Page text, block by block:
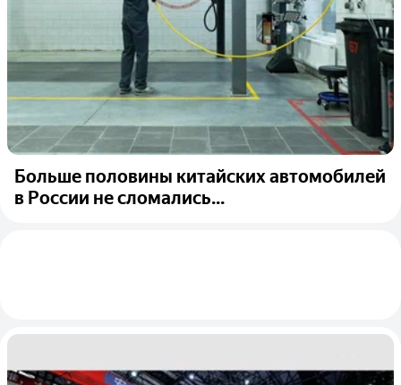
Больше половины китайских автомобилей
в России не сломались...